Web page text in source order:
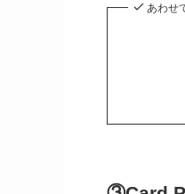
あわせ